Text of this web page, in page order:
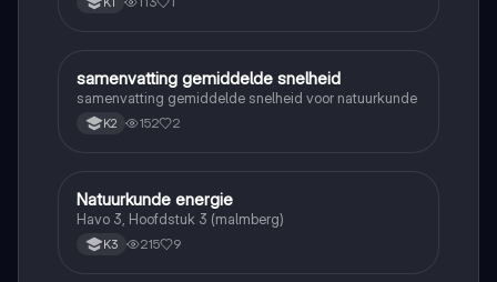
Natuurkunde
samenvatting gemiddelde snelheid
samenvatting gemiddelde snelheid voor natuurkunde
K2 152 2
Natuurkunde
Natuurkunde energie
Havo 3, Hoofdstuk 3 (malmberg)
K3 215 9